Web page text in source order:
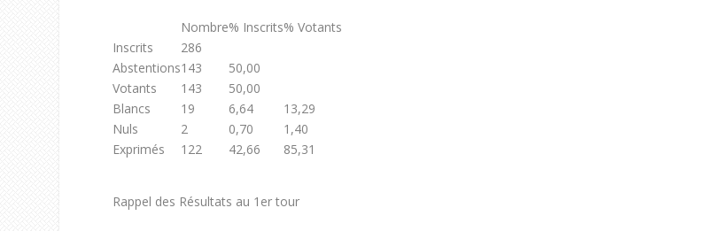
Nombre% Inscrits% Votants
Inscrits
286
Abstentions143
50,00
Votants
143
50,00
Blancs
19 6,64
13,29
Nuls
2 0,70
1,40
Exprimés
122 42,66 85,31
Rappel des Résultats au 1 er tour